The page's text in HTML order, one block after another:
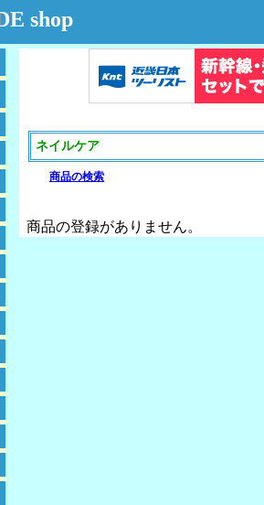
shop
ネイルケア
商品の検索
商品の登録がありません。